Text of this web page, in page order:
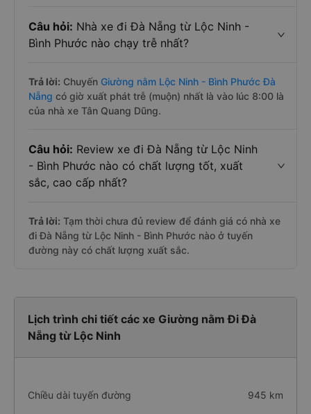
Câu hỏi: Nhà xe đi Đà Nẵng từ Lộc Ninh -
Bình Phước nào chạy trễ nhất?
Trả lời: Chuyến Giường nằm Lộc Ninh - Bình Phước Đà
Nẵng có giờ xuất phát trễ (muộn) nhất là vào lúc 8:00 là
của nhà xe Tân Quang Dũng.
Câu hỏi: Review xe đi Đà Nẵng từ Lộc Ninh
- Bình Phước nào có chất lượng tốt, xuất
sắc, cao cấp nhất?
Trả lời: Tạm thời chưa đủ review để đánh giá có nhà xe
đi Đà Nẵng từ Lộc Ninh - Bình Phước nào ở tuyến
đường này có chất lượng xuất sắc.
Lịch trình chi tiết các xe Giường nằm Đi Đà
Nẵng từ Lộc Ninh
Chiều dài tuyến đường 945 km